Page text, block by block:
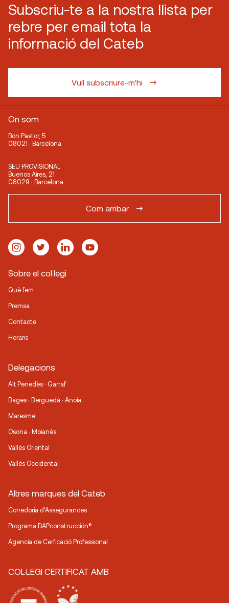
Subscriu-te a la nostra llista per
rebre per email tota la
informació del Cateb
Vull subscriure-m'hi
On som
Bon Pastor, 5
08021 · Barcelona
SEU PROVISIONAL
Buenos Aires, 21
08029 · Barcelona
Com arribar
Sobre el col·legi
Què fem
Premsa
Contacte
Horaris
Delegacions
Alt Penedès · Garraf
Bages · Berguedà · Anoia
Maresme
Osona · Moianès
Vallès Oriental
Vallès Occidental
Altres marques del Cateb
Corredoria d’Assegurances
Programa DAPconstrucción®
Agencia de Cerficació Professional
COL·LEGI CERTIFICAT AMB